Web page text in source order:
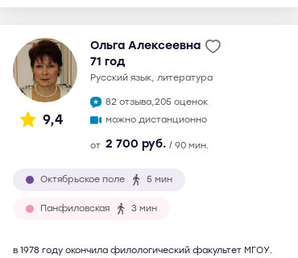
9,4
Ольга Алексеевна
71 год
русский язык, литература
82 отзыва,205 оценок
можно дистанционно
от 2 700 руб. / 90 мин.
Октябрьское поле 5 мин
Панфиловская 3 мин
в 1978 году окончила филологический факультет МГОУ.